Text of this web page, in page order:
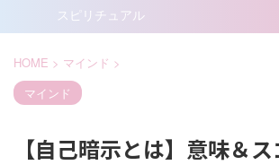
スピリチュアル
HOME > マインド >
マインド
【自己暗示とは】意味＆